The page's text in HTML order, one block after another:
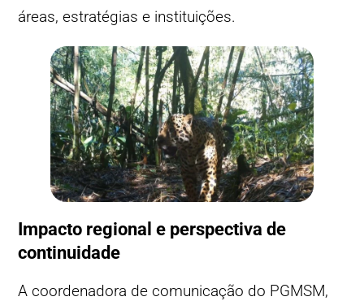
áreas, estratégias e instituições.
Impacto regional e perspectiva de
continuidade
A coordenadora de comunicação do PGMSM,